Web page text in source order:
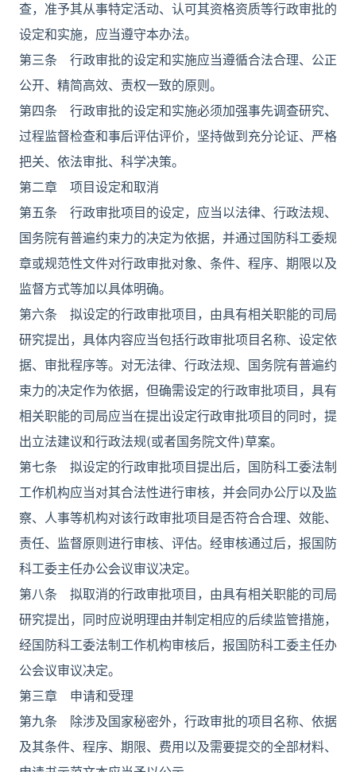
查，准予其从事特定活动、认可其资格资质等行政审批的
设定和实施，应当遵守本办法。
第三条 行政审批的设定和实施应当遵循合法合理、公正
公开、精简高效、责权一致的原则。
第四条 行政审批的设定和实施必须加强事先调查研究、
过程监督检查和事后评估评价，坚持做到充分论证、严格
把关、依法审批、科学决策。
第二章 项目设定和取消
第五条 行政审批项目的设定，应当以法律、行政法规、
国务院有普遍约束力的决定为依据，并通过国防科工委规
章或规范性文件对行政审批对象、条件、程序、期限以及
监督方式等加以具体明确。
第六条 拟设定的行政审批项目，由具有相关职能的司局
研究提出，具体内容应当包括行政审批项目名称、设定依
据、审批程序等。对无法律、行政法规、国务院有普遍约
束力的决定作为依据，但确需设定的行政审批项目，具有
相关职能的司局应当在提出设定行政审批项目的同时，提
出立法建议和行政法规(或者国务院文件)草案。
第七条 拟设定的行政审批项目提出后，国防科工委法制
工作机构应当对其合法性进行审核，并会同办公厅以及监
察、人事等机构对该行政审批项目是否符合合理、效能、
责任、监督原则进行审核、评估。经审核通过后，报国防
科工委主任办公会议审议决定。
第八条 拟取消的行政审批项目，由具有相关职能的司局
研究提出，同时应说明理由并制定相应的后续监管措施，
经国防科工委法制工作机构审核后，报国防科工委主任办
公会议审议决定。
第三章 申请和受理
第九条 除涉及国家秘密外，行政审批的项目名称、依据
及其条件、程序、期限、费用以及需要提交的全部材料、